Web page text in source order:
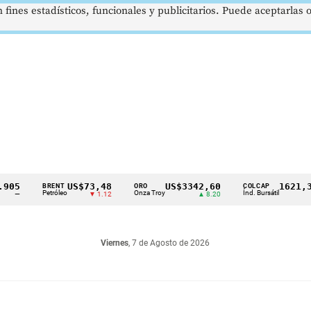
Petróleo
US$73,48
▼ 1.12 Onza Troy
US$3342,60 COLCAP
Índ. Bursátil
1621,34
Viernes, 7 de Agosto de 2026
estadísticos, funcionales y publicitarios. Puede aceptarlas